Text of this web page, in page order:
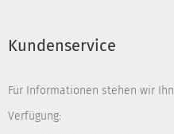
Kundenservice
Für Informationen stehen wir
Verfügung: